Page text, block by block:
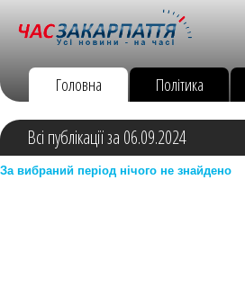
Головна Політика
Всі публікації за 06.09.2024
За вибраний період нічого не знайдено